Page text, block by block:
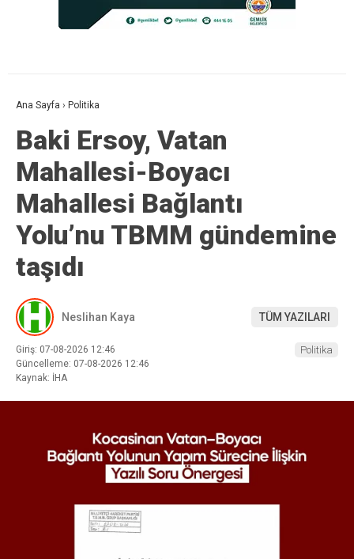
Ana Sayfa › Politika
Baki Ersoy, Vatan
Mahallesi-Boyacı
Mahallesi Bağlantı
Yolu’nu TBMM gündemine
taşıdı
Neslihan Kaya TÜM YAZILARI
Giriş: 07-08-2026 12:46
Güncelleme: 07-08-2026 12:46
Kaynak: İHA
Politika